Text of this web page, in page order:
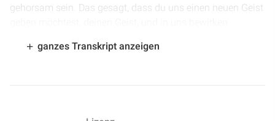
gehorsam sein. Das gesagt, dass du uns einen neuen Geist
Satzung befolgen und tun. Ja, das wünschen wir uns für
ganzes Transkript anzeigen